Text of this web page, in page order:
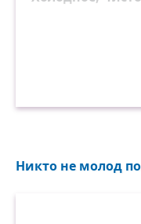
Никто не молод